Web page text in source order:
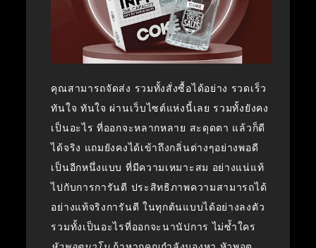
คุณสามารถจัดส่ง รวมทั้งสั่งซื้อได้อย่าง รวดเร็ว
ทันใจ ทันใจ ผ่านเว็บไซต์แห่งนี้เลย รวมทั้งยังคง
เป็นอะไร ที่ออกจะหลากหลาย สะดุดตา แล้วก็ดี
ได้จริง แถมยังคงได้เข้าถึงกลิ่นต่างๆอย่างพอดี
เป็นอีกหนึ่งแบบ ที่มีความเหมาะสม อย่างแน่แท้
ไปกับการการันตี ประสิทธิภาพความสามารถได้
อย่างแท้จริงการันตี ในทุกต้นแบบได้อย่างลงตัว
รวมทั้งเป็นอะไรที่ออกจะนานัปการ ไม่ซ้ำใคร